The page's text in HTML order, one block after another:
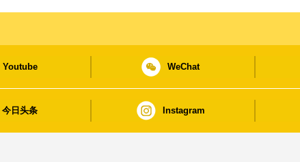
Youtube WeChat
今日头条 Instagram